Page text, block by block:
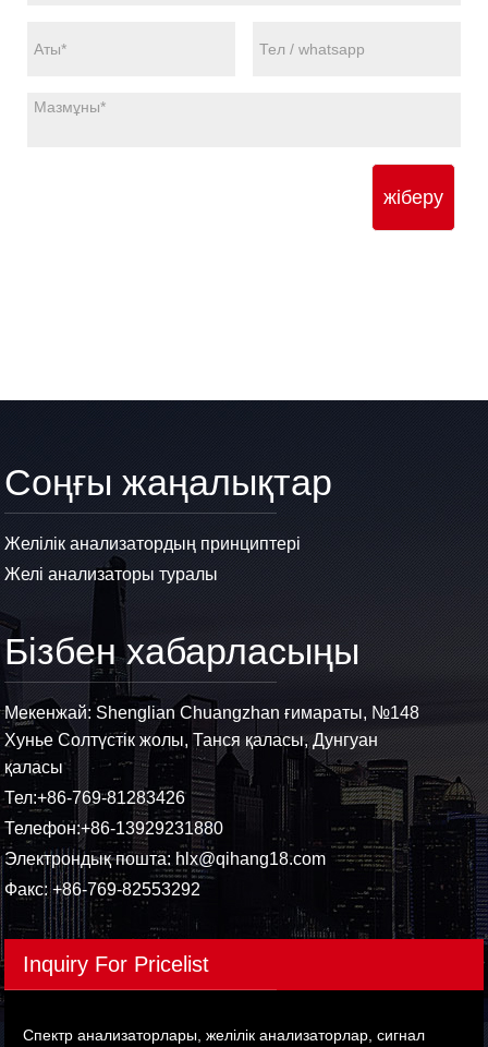
жіберу
Соңғы жаңалықтар
Желілік анализатордың принциптері
Желі анализаторы туралы
Бізбен хабарласыңы
Мекенжай: Shenglian Chuangzhan ғимараты, №148
Хунье Солтүстік жолы, Танся қаласы, Дунгуан
қаласы
Тел:+86-769-81283426
Телефон:+86-13929231880
Электрондық пошта: hlx@qihang18.com
Факс: +86-769-82553292
Inquiry For Pricelist
Спектр анализаторлары, желілік анализаторлар, сигнал